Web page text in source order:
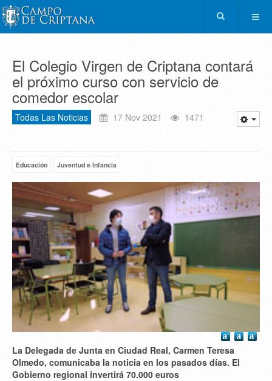
El Colegio Virgen de Criptana contará
el próximo curso con servicio de
comedor escolar
Todas Las Noticias 17 Nov 2021 1471
Educación Juventud e Infancia
La Delegada de Junta en Ciudad Real, Carmen Teresa
Olmedo, comunicaba la noticia en los pasados días. El
Gobierno regional invertirá 70.000 euros